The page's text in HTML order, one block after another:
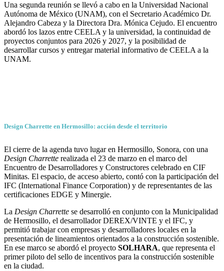
Una segunda reunión se llevó a cabo en la Universidad Nacional
Autónoma de México (UNAM), con el Secretario Académico Dr.
Alejandro Cabeza y la Directora Dra. Mónica Cejudo. El encuentro
abordó los lazos entre CEELA y la universidad, la continuidad de
proyectos conjuntos para 2026 y 2027, y la posibilidad de
desarrollar cursos y entregar material informativo de CEELA a la
UNAM.
Design Charrette en Hermosillo: acción desde el territorio
El cierre de la agenda tuvo lugar en Hermosillo, Sonora, con una
Design Charrette realizada el 23 de marzo en el marco del
Encuentro de Desarrolladores y Constructores celebrado en CIF
Minitas. El espacio, de acceso abierto, contó con la participación del
IFC (International Finance Corporation) y de representantes de las
certificaciones EDGE y Minergie.
La Design Charrette se desarrolló en conjunto con la Municipalidad
de Hermosillo, el desarrollador DEREX/VINTE y el IFC, y
permitió trabajar con empresas y desarrolladores locales en la
presentación de lineamientos orientados a la construcción sostenible.
En ese marco se abordó el proyecto SOLHARA, que representa el
primer piloto del sello de incentivos para la construcción sostenible
en la ciudad.